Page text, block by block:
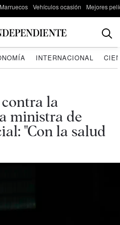
Marruecos Vehículos ocasión Mejores
INTERNACIONAL
la
ministra de
"Con la salud